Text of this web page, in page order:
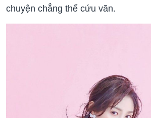
chuyện chẳng thể cứu vãn.